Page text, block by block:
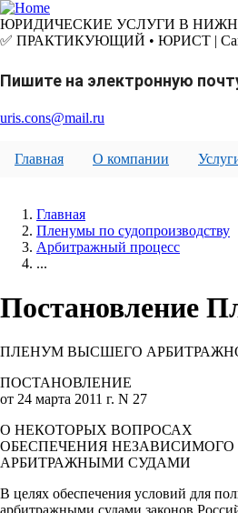
Перейти
к
основному
ЮРИДИЧЕСКИЕ УСЛУГИ В
✅ ПРАКТИКУЮЩИЙ • ЮРИСТ | Сайт
Пишите на электронную
uris.cons@mail.ru
Главная О компании
Главная
Пленумы по судопроизводству
Арбитражный процесс
...
Постановление
ПЛЕНУМ ВЫСШЕГО
ПОСТАНОВЛЕНИЕ
от 24 марта 2011 г. N 27
О НЕКОТОРЫХ ВОПРОСАХ
ОБЕСПЕЧЕНИЯ
АРБИТРАЖНЫМИ СУДАМИ
В целях обеспечения условий для
арбитражными судами законов